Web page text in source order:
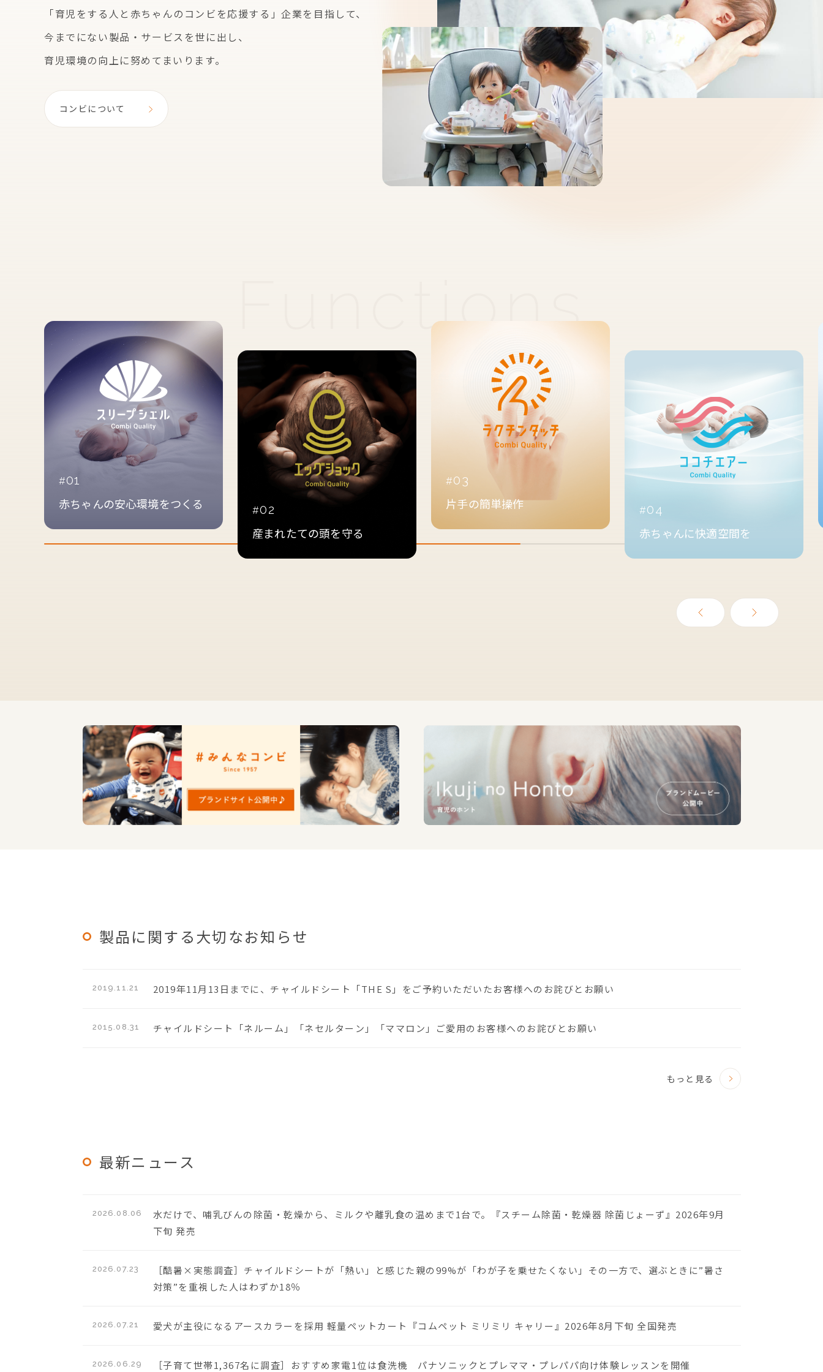
「育児をする人と赤ちゃんのコンビを応援する」企業を 目指して、
今までにない製品・サービスを世に出し、
育児環境の向上に努めてまいります。
コンビについて
01
赤ちゃんの安心環境をつくる 02
産まれたての頭を守る
03
片手の簡単操作 04
赤ちゃんに快適空間を
製品に関する大切なお知らせ
2019.11.21 2019年11月13日までに、チャイルドシート「THE S」をご予約いただいたお客様へのお詫びとお願い
2015.08.31 チャイルドシート「ネルーム」「ネセルターン」「ママロン」ご愛用のお客様へのお詫びとお願い
もっと見る
最新ニュース
2026.08.06
水だけで、哺乳びんの除菌・乾燥から、ミルクや離乳食の温めまで1台で。『スチーム除菌・乾燥器 除菌じょーず』2026年9月
下旬 発売
2026.07.23
［酷暑×実態調査］チャイルドシートが「熱い」と感じた親の99%が「わが子を乗せたくない」その一方で、選ぶときに”暑さ
対策”を重視した人はわずか18％
2026.07.21 愛犬が主役になるアースカラーを採用 軽量ペットカート『コムペット ミリミリ キャリー』2026年8月下旬 全国発売
2026.06.29 ［子育て世帯1,367名に調査］おすすめ家電1位は食洗機 パナソニックとプレママ・プレパパ向け体験レッスンを開催